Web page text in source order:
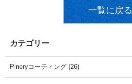
一覧に戻る
カテゴリー
Pineryコーティング (26)